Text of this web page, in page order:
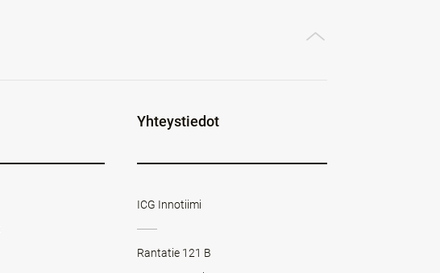
Yhteystiedot
ICG Innotiimi
Rantatie 121 B